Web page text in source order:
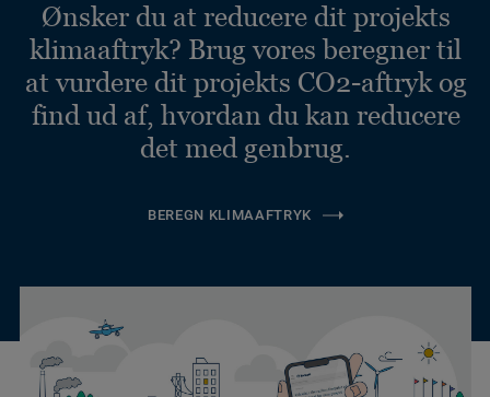
Ønsker du at reducere dit projekts
klimaaftryk? Brug vores beregner til
at vurdere dit projekts CO2-aftryk og
find ud af, hvordan du kan reducere
det med genbrug.
BEREGN KLIMAAFTRYK